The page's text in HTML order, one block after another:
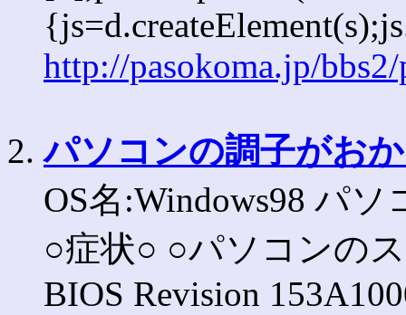
http://pasokoma.jp/
2.パソコンの調子がお
OS名:Windows98 パ
○症状○ ○パソコンの
BIOS Revision